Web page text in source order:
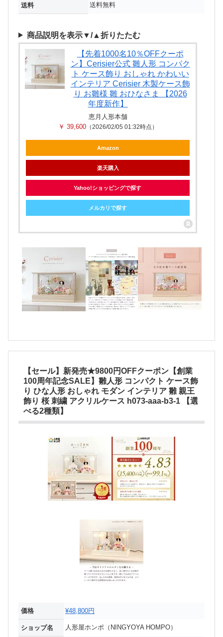
送料 送料無料
商品説明を表示▼/▲折りたたむ
【先着1000名10％OFFクーポ
ン】Cerisier公式 雛人形 コンパク
ト ケース飾り おしゃれ かわいい
インテリア Cerisier 木製ケース飾
り お雛様 雛 おひなさま 【2026
年度新作】
恵月人形本舗
￥ 39,600（2026/02/05 01:32時点）
Amazon
楽天購入
Yahoo!ショッピングで探す
メルカリで探す
【セール】新発売★9800円OFFクーポン【創業
100周年記念SALE】雛人形 コンパクト ケース飾
り ひな人形 おしゃれ モダン インテリア 雛 親王
飾り 桜 刺繍 アクリルケース h073-aaa-b3-1 【選
べる2種類】
価格 ¥48,800円
ショップ名 人形屋ホンポ（NINGYOYA HOMPO）